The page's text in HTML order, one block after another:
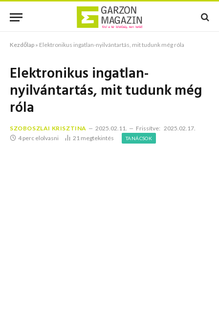
Kezdőlap » Elektronikus ingatlan-nyilvántartás, mit tudunk még róla
Elektronikus ingatlan-
nyilvántartás, mit tudunk még
róla
SZOBOSZLAI KRISZTINA 2025.02.11. Frissítve: 2025.02.17.
4 perc elolvasni
21 megtekintés TANÁCSOK